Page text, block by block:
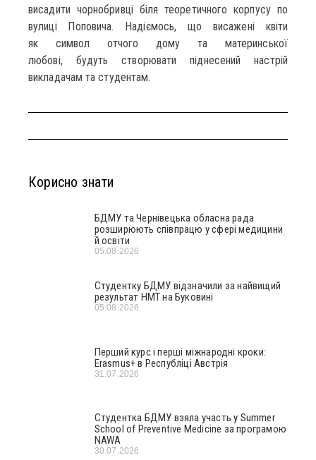
висадити чорнобривці біля теоретичного корпусу по
вулиці Поповича. Надіємось, що висажені квіти
як символ отчого дому та материнської
любові, будуть створювати піднесений настрій
викладачам та студентам.
Корисно знати
БДМУ та Чернівецька обласна рада
розширюють співпрацю у сфері медицини
й освіти
05.08.2026
Студентку БДМУ відзначили за найвищий
результат НМТ на Буковині
05.08.2026
Перший курс і перші міжнародні кроки:
Erasmus+ в Республіці Австрія
31.07.2026
Студентка БДМУ взяла участь у Summer
School of Preventive Medicine за програмою
NAWA
30.07.2026